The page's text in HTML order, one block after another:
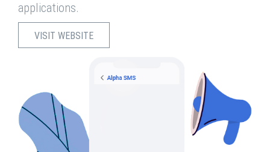
applications.
VISIT WEBSITE